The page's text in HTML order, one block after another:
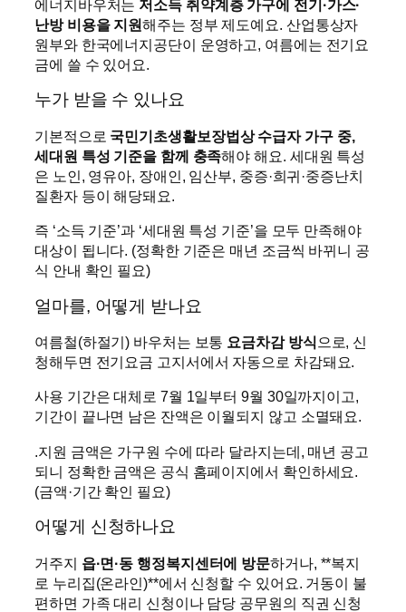
에너지바우처는 저소득 취약계층 가구에 전기·가스·
난방 비용을 지원해주는 정부 제도예요. 산업통상자
원부와 한국에너지공단이 운영하고, 여름에는 전기요
금에 쓸 수 있어요.
누가 받을 수 있나요
기본적으로 국민기초생활보장법상 수급자 가구 중,
세대원 특성 기준을 함께 충족해야 해요. 세대원 특성
은 노인, 영유아, 장애인, 임산부, 중증·희귀·중증난치
질환자 등이 해당돼요.
즉 ‘소득 기준’과 ‘세대원 특성 기준’을 모두 만족해야
대상이 됩니다. (정확한 기준은 매년 조금씩 바뀌니 공
식 안내 확인 필요)
얼마를, 어떻게 받나요
여름철(하절기) 바우처는 보통 요금차감 방식 으로, 신
청해두면 전기요금 고지서에서 자동으로 차감돼요.
사용 기간은 대체로 7월 1일부터 9월 30일까지이고,
기간이 끝나면 남은 잔액은 이월되지 않고 소멸돼요.
.지원 금액은 가구원 수에 따라 달라지는데, 매년 공고
되니 정확한 금액은 공식 홈페이지에서 확인하세요.
(금액·기간 확인 필요)
어떻게 신청하나요
거주지 읍·면·동 행정복지센터에 방문하거나, **복지
로 누리집(온라인)**에서 신청할 수 있어요. 거동이 불
편하면 가족 대리 신청이나 담당 공무원의 직권 신청